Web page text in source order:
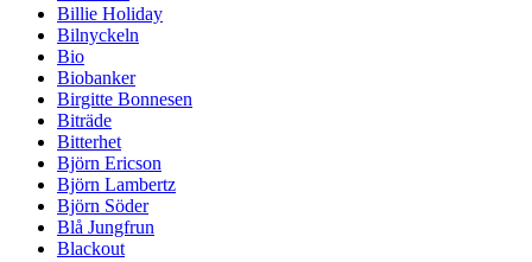
Billie Holiday
Bilnyckeln
Bio
Biobanker
Birgitte Bonnesen
Biträde
Bitterhet
Björn Ericson
Björn Lambertz
Björn Söder
Blå Jungfrun
Blackout